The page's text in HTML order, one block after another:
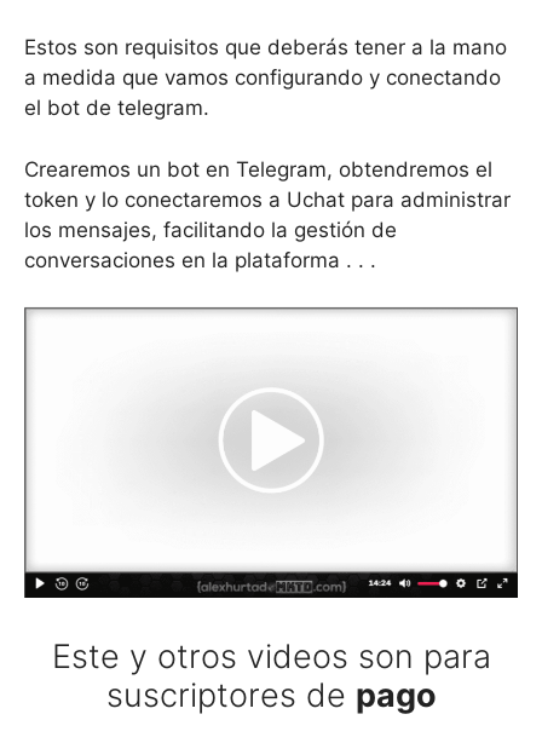
Estos son requisitos que deberás tener a la mano
a medida que vamos configurando y conectando
el bot de telegram.
Crearemos un bot en Telegram, obtendremos el
token y lo conectaremos a Uchat para administrar
los mensajes, facilitando la gestión de
conversaciones en la plataforma . . .
Este y otros videos son para
suscriptores de pago